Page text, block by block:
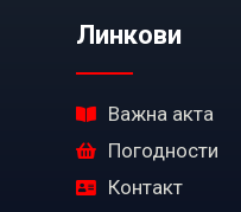
Линкови
Важна акта
Погодности
Контакт